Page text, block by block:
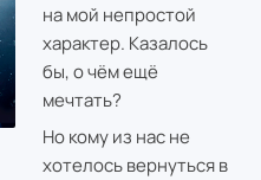
на мой непростой
характер. Казалось
бы, о чём ещё
мечтать?
Но кому из нас не
хотелось вернуться в